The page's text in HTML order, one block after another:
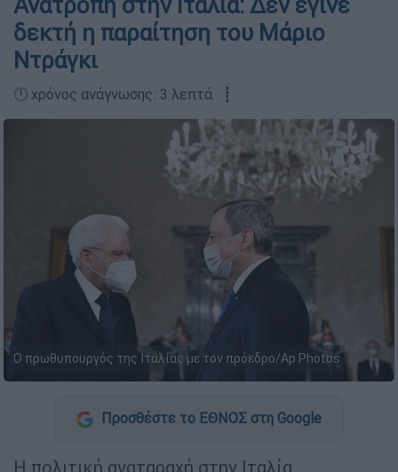
δεκτή η παραίτηση του Μάριο
Ντράγκι
🕛 χρόνος ανάγνωσης: 3 λεπτά ┋
Ο πρωθυπουργός της Ιταλίας με τον πρόεδρο/Ap Photos
Προσθέστε το ΕΘΝΟΣ στη Google
Η πολιτική αναταραχή στην Ιταλία